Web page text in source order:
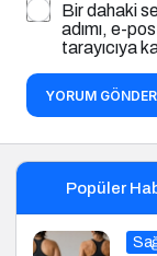
Bir dahaki
adımı, e-
tarayıcıya
YORUM GÖNDER
Popüler